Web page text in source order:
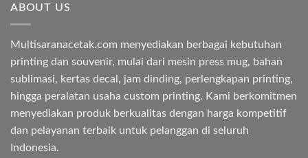
ABOUT US
Multisaranacetak.com menyediakan berbagai kebutuhan
printing dan souvenir, mulai dari mesin press mug, bahan
sublimasi, kertas decal, jam dinding, perlengkapan printing,
hingga peralatan usaha custom printing. Kami berkomitmen
menyediakan produk berkualitas dengan harga kompetitif
dan pelayanan terbaik untuk pelanggan di seluruh
Indonesia.